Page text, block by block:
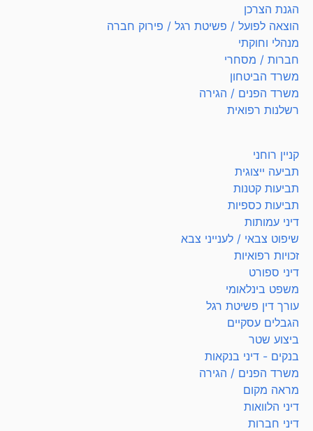
הגנת הצרכן
הוצאה לפועל / פשיטת רגל / פירוק חברה
מנהלי וחוקתי
חברות / מסחרי
משרד הביטחון
משרד הפנים / הגירה
רשלנות רפואית
קניין רוחני
תביעה ייצוגית
תביעות קטנות
תביעות כספיות
דיני עמותות
שיפוט צבאי / לענייני צבא
זכויות רפואיות
דיני ספורט
משפט בינלאומי
עורך דין פשיטת רגל
הגבלים עסקיים
ביצוע שטר
בנקים - דיני בנקאות
משרד הפנים / הגירה
מראה מקום
דיני הלוואות
דיני חברות